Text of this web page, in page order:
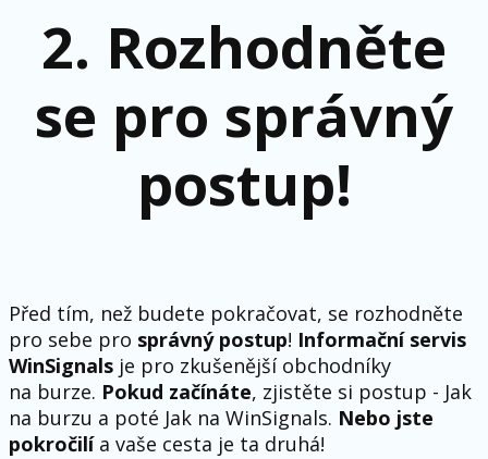
2. Rozhodněte
se pro správný
postup!
Před tím, než budete pokračovat, se rozhodněte
pro sebe pro správný postup! Informační servis
WinSignals je pro zkušenější obchodníky
na burze. Pokud začínáte, zjistěte si postup - Jak
na burzu a poté Jak na WinSignals. Nebo jste
pokročilía vaše cesta je ta druhá!